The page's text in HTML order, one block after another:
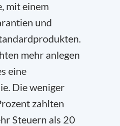
mit einem
und
mehr anlegen
eine
Die weniger
zahlten
Steuern als 20